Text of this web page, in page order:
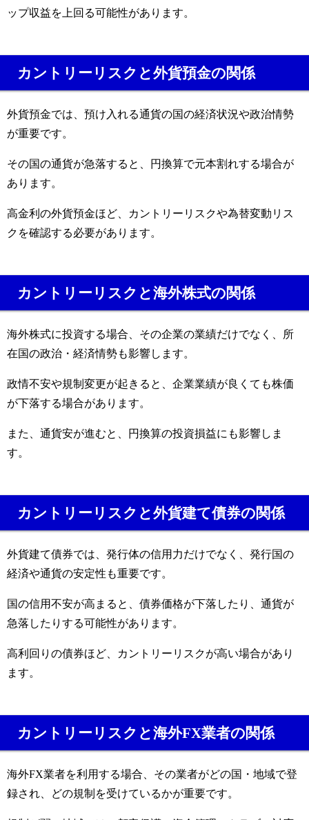
ップ収益を上回る可能性があります。
カントリーリスクと外貨預金の関係
外貨預金では、預け入れる通貨の国の経済状況や政治情勢
が重要です。
その国の通貨が急落すると、円換算で元本割れする場合が
あります。
高金利の外貨預金ほど、カントリーリスクや為替変動リス
クを確認する必要があります。
カントリーリスクと海外株式の関係
海外株式に投資する場合、その企業の業績だけでなく、所
在国の政治・経済情勢も影響します。
政情不安や規制変更が起きると、企業業績が良くても株価
が下落する場合があります。
また、通貨安が進むと、円換算の投資損益にも影響しま
す。
カントリーリスクと外貨建て債券の関係
外貨建て債券では、発行体の信用力だけでなく、発行国の
経済や通貨の安定性も重要です。
国の信用不安が高まると、債券価格が下落したり、通貨が
急落したりする可能性があります。
高利回りの債券ほど、カントリーリスクが高い場合があり
ます。
カントリーリスクと海外FX業者の関係
海外FX業者を利用する場合、その業者がどの国・地域で登
録され、どの規制を受けているかが重要です。